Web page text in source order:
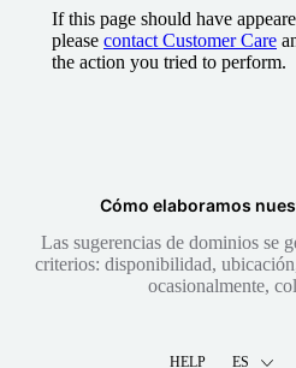
If this page should have
please contact Customer Care
the action you tried to perform.
Cómo elaboramos
Las sugerencias de dominios se
criterios: disponibilidad,
ocasionalmente,
HELP ES